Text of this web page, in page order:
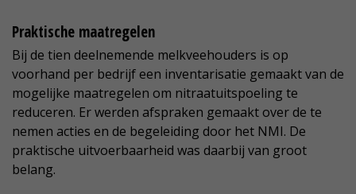
Praktische maatregelen
Bij de tien deelnemende melkveehouders is op
voorhand per bedrijf een inventarisatie gemaakt van de
mogelijke maatregelen om nitraatuitspoeling te
reduceren. Er werden afspraken gemaakt over de te
nemen acties en de begeleiding door het NMI. De
praktische uitvoerbaarheid was daarbij van groot
belang.